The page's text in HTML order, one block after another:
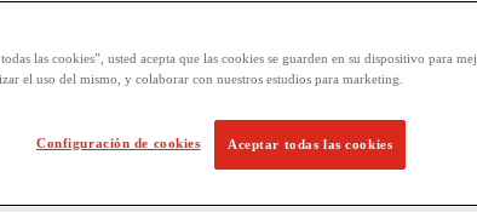
las cookies”, usted acepta que las cookies se guarden en su dispositivo para
el uso del mismo, y colaborar con nuestros estudios para marketing.
Configuración de cookies Aceptar todas las cookies